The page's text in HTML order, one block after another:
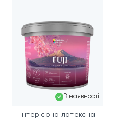
В наявності
Інтер'єрна латексна